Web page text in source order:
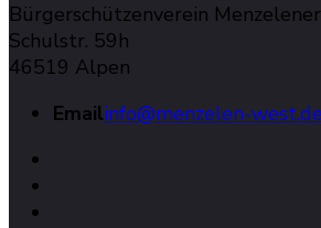
Bürgerschützenverein
Schulstr. 59h
46519 Alpen
Emailinfo@menzelen-